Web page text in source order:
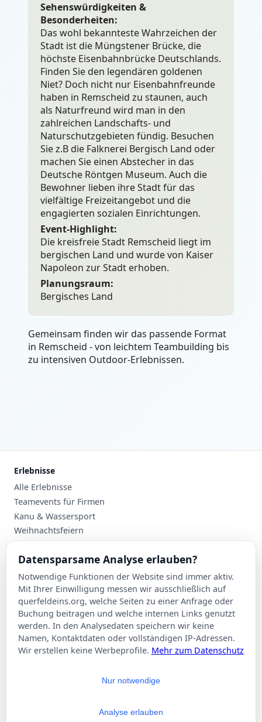
Sehenswürdigkeiten &
Besonderheiten:
Das wohl bekannteste Wahrzeichen der
Stadt ist die Müngstener Brücke, die
höchste Eisenbahnbrücke Deutschlands.
Finden Sie den legendären goldenen
Niet? Doch nicht nur Eisenbahnfreunde
haben in Remscheid zu staunen, auch
als Naturfreund wird man in den
zahlreichen Landschafts- und
Naturschutzgebieten fündig. Besuchen
Sie z.B die Falknerei Bergisch Land oder
machen Sie einen Abstecher in das
Deutsche Röntgen Museum. Auch die
Bewohner lieben ihre Stadt für das
vielfältige Freizeitangebot und die
engagierten sozialen Einrichtungen.
Event-Highlight:
Die kreisfreie Stadt Remscheid liegt im
bergischen Land und wurde von Kaiser
Napoleon zur Stadt erhoben.
Planungsraum:
Bergisches Land
Gemeinsam finden wir das passende Format
in Remscheid - von leichtem Teambuilding bis
zu intensiven Outdoor-Erlebnissen.
Erlebnisse
Alle Erlebnisse
Teamevents für Firmen
Kanu & Wassersport
Weihnachtsfeiern
Planung
Events nach Stadt
Suche
Kontakt
Über Querfeldeins
Rechtliches
Impressum
Datensparsame Analyse erlauben?
Notwendige Funktionen der Website sind immer aktiv.
Mit Ihrer Einwilligung messen wir ausschließlich auf
querfeldeins.org, welche Seiten zu einer Anfrage oder
Buchung beitragen und welche internen Links genutzt
werden. In den Analysedaten speichern wir keine
Namen, Kontaktdaten oder vollständigen IP-Adressen.
Wir erstellen keine Werbeprofile. Mehr zum Datenschutz
Nur notwendige
Analyse erlauben